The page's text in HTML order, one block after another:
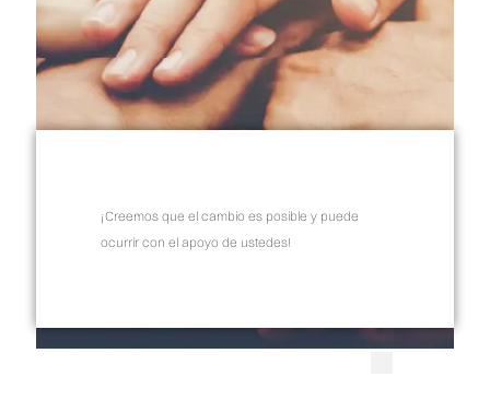
¡Creemos que el cambio es posible y puede
ocurrir con el apoyo de ustedes!
.